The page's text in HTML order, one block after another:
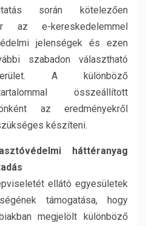
során kötelezően
az e-kereskedelemmel
jelenségek és ezen
szabadon választható
A különböző
összeállított
az eredményekről
készíteni.
háttéranyag
ellátó egyesületek
támogatása, hogy
megjelölt különböző